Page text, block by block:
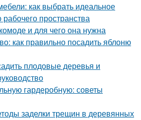
как выбрать идеальное
пространства
и для чего она нужна
как правильно посадить яблоню
плодовые деревья и
гардеробную: советы
заделки трещин в деревянных